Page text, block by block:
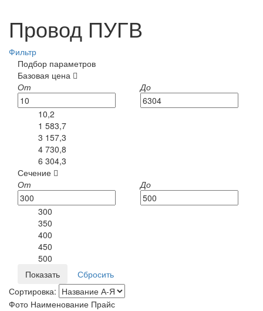
Провод ПУГВ
Фильтр
Подбор параметров
Базовая цена
От
До
10,2
1 583,7
3 157,3
4 730,8
6 304,3
Сечение
От
До
300
350
400
450
500
Сортировка:
Фото Наименование Прайс